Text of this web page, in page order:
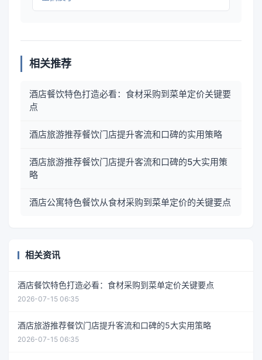
相关推荐
酒店餐饮特色打造必看：食材采购到菜单定价关键要
点
酒店旅游推荐餐饮门店提升客流和口碑的实用策略
酒店旅游推荐餐饮门店提升客流和口碑的5大实用策
略
酒店公寓特色餐饮从食材采购到菜单定价的关键要点
相关资讯
酒店餐饮特色打造必看：食材采购到菜单定价关键要点
2026-07-15 06:35
酒店旅游推荐餐饮门店提升客流和口碑的5大实用策略
2026-07-15 06:35